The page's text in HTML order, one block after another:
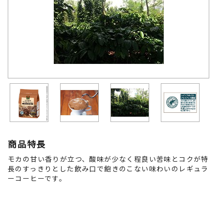
商品特長
モカの甘い香りが立つ、酸味が少なく程良い苦味とコクが特
長のすっきりとした飲み口で飽きのこない味わいのレギュラ
ーコーヒーです。